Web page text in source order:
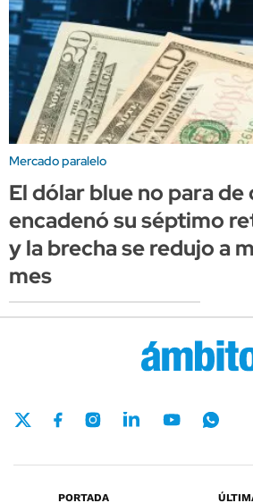
Mercado paralelo
El dólar blue no para de
encadenó su séptimo
y la brecha se redujo a
mes
PORTADA